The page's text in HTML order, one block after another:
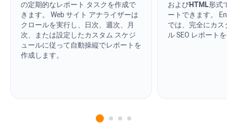
の定期的なレポート タスクを作成で
きます。 Web サイト アナライザーは
クロールを実行し、日次、週次、月
次、または設定したカスタム スケジ
ュールに従って自動操縦でレポートを
作成します。
およびHTML形式
ートできます。
では、完全にカ
ル SEO レポート